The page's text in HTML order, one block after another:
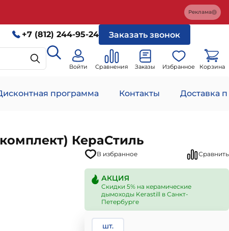
Реклама
+7 (812) 244-95-24 Заказать звонок
Войти Сравнения Заказы Избранное Корзина
программа Контакты Доставка
КераСтиль
В избранное Сравнить
АКЦИЯ
Скидки 5% на керамические
дымоходы Kerastill в Санкт-
Петербурге
шт.